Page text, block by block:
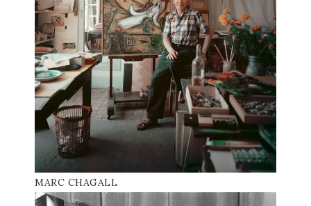
MARC CHAGALL